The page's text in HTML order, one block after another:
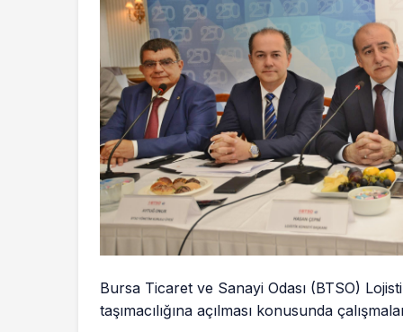
Bursa Ticaret ve Sanayi Odası (BTSO)
taşımacılığına açılması konusunda